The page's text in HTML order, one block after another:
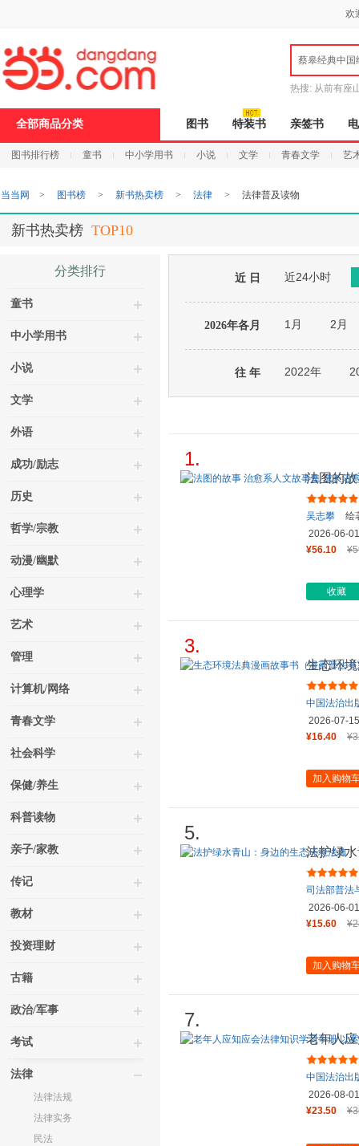
欢
蔡皋经典中国
热搜: 从前有座
全部商品分类 图书 特装书 亲签书
图书排行榜 童书 中小学用书 小说 文学 青春文学 艺
打
开
无
障
页
加
当当网 > 图书榜 > 新书热卖榜 > 法律 > 法律普及读物
新书热卖榜 TOP10
分类排行
童书
中小学用书
小说
文学
外语
成功/励志
历史
哲学/宗教
动漫/幽默
心理学
艺术
管理
计算机/网络
青春文学
社会科学
保健/养生
科普读物
亲子/家教
传记
教材
投资理财
古籍
政治/军事
考试
法律
法律法规
法律实务
民法
近 日 近24小时
2026年各月 1月 2月
往 年 2022年
1.
法图的
事 成长
吴志攀
绘
2026-06-01
¥56.10
收藏
3.
生态环
列）
中国法治出
2026-07-15
¥16.40
加入购物
5.
法护绿
司法部普法
2026-06-01
¥15.60
加入购物
7.
老年人
法版 全
中国法治出
2026-08-01
¥23.50